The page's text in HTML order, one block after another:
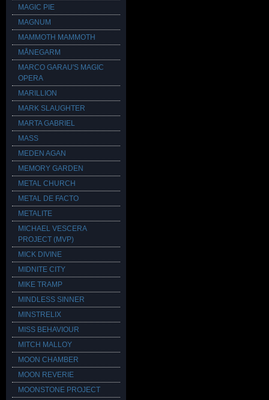
MAGIC PIE
MAGNUM
MAMMOTH MAMMOTH
MÅNEGARM
MARCO GARAU'S MAGIC
OPERA
MARILLION
MARK SLAUGHTER
MARTA GABRIEL
MASS
MEDEN AGAN
MEMORY GARDEN
METAL CHURCH
METAL DE FACTO
METALITE
MICHAEL VESCERA
PROJECT (MVP)
MICK DIVINE
MIDNITE CITY
MIKE TRAMP
MINDLESS SINNER
MINSTRELIX
MISS BEHAVIOUR
MITCH MALLOY
MOON CHAMBER
MOON REVERIE
MOONSTONE PROJECT